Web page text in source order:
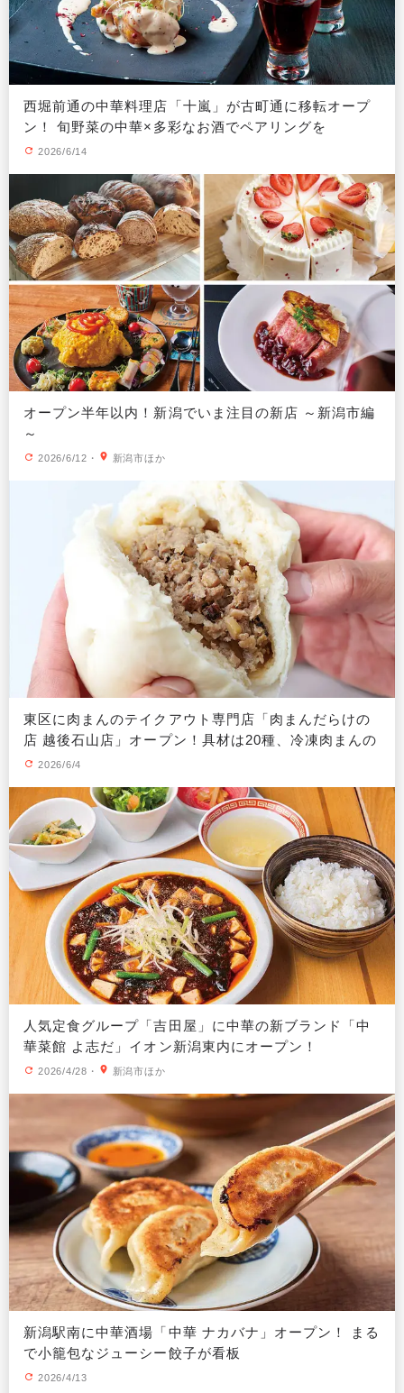
西堀前通の中華料理店「十嵐」が古町通に移転オープ
ン！ 旬野菜の中華×多彩なお酒でペアリングを
2026/6/14
オープン半年以内！新潟でいま注目の新店 ～新潟市編
～
2026/6/12 ・ 新潟市ほか
東区に肉まんのテイクアウト専門店「肉まんだらけの
店 越後石山店」オープン！具材は20種、冷凍肉まんの
販売も
2026/6/4
人気定食グループ「吉田屋」に中華の新ブランド「中
華菜館 よ志だ」イオン新潟東内にオープン！
2026/4/28 ・ 新潟市ほか
新潟駅南に中華酒場「中華 ナカバナ」オープン！ まる
で小籠包なジューシー餃子が看板
2026/4/13